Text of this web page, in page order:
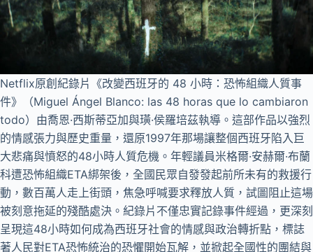
Netflix原創紀錄片《改變西班牙的 48 小時：恐怖組織人質事
件》（Miguel Ángel Blanco: las 48 horas que lo cambiaron
todo）由喬恩·西斯蒂亞加與璜·侯羅培茲執導。這部作品以強烈
的情感張力與歷史重量，還原1997年那場讓整個西班牙陷入巨
大悲痛與憤怒的48小時人質危機。年輕議員米格爾·安赫爾·布蘭
科遭恐怖組織ETA綁架後，全國民眾自發發起前所未有的救援行
動，數百萬人走上街頭，焦急呼喊要求釋放人質，試圖阻止這場
被刻意拖延的殘酷處決。紀錄片不僅忠實記錄事件經過，更深刻
呈現這48小時如何成為西班牙社會的情感與政治轉折點，標誌
著人民對ETA恐怖統治的恐懼開始瓦解，並掀起全國性的團結與